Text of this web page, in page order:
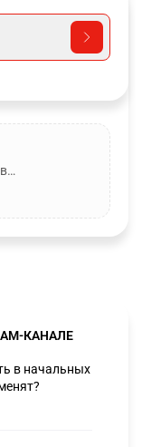
КАНАЛЕ
в начальных